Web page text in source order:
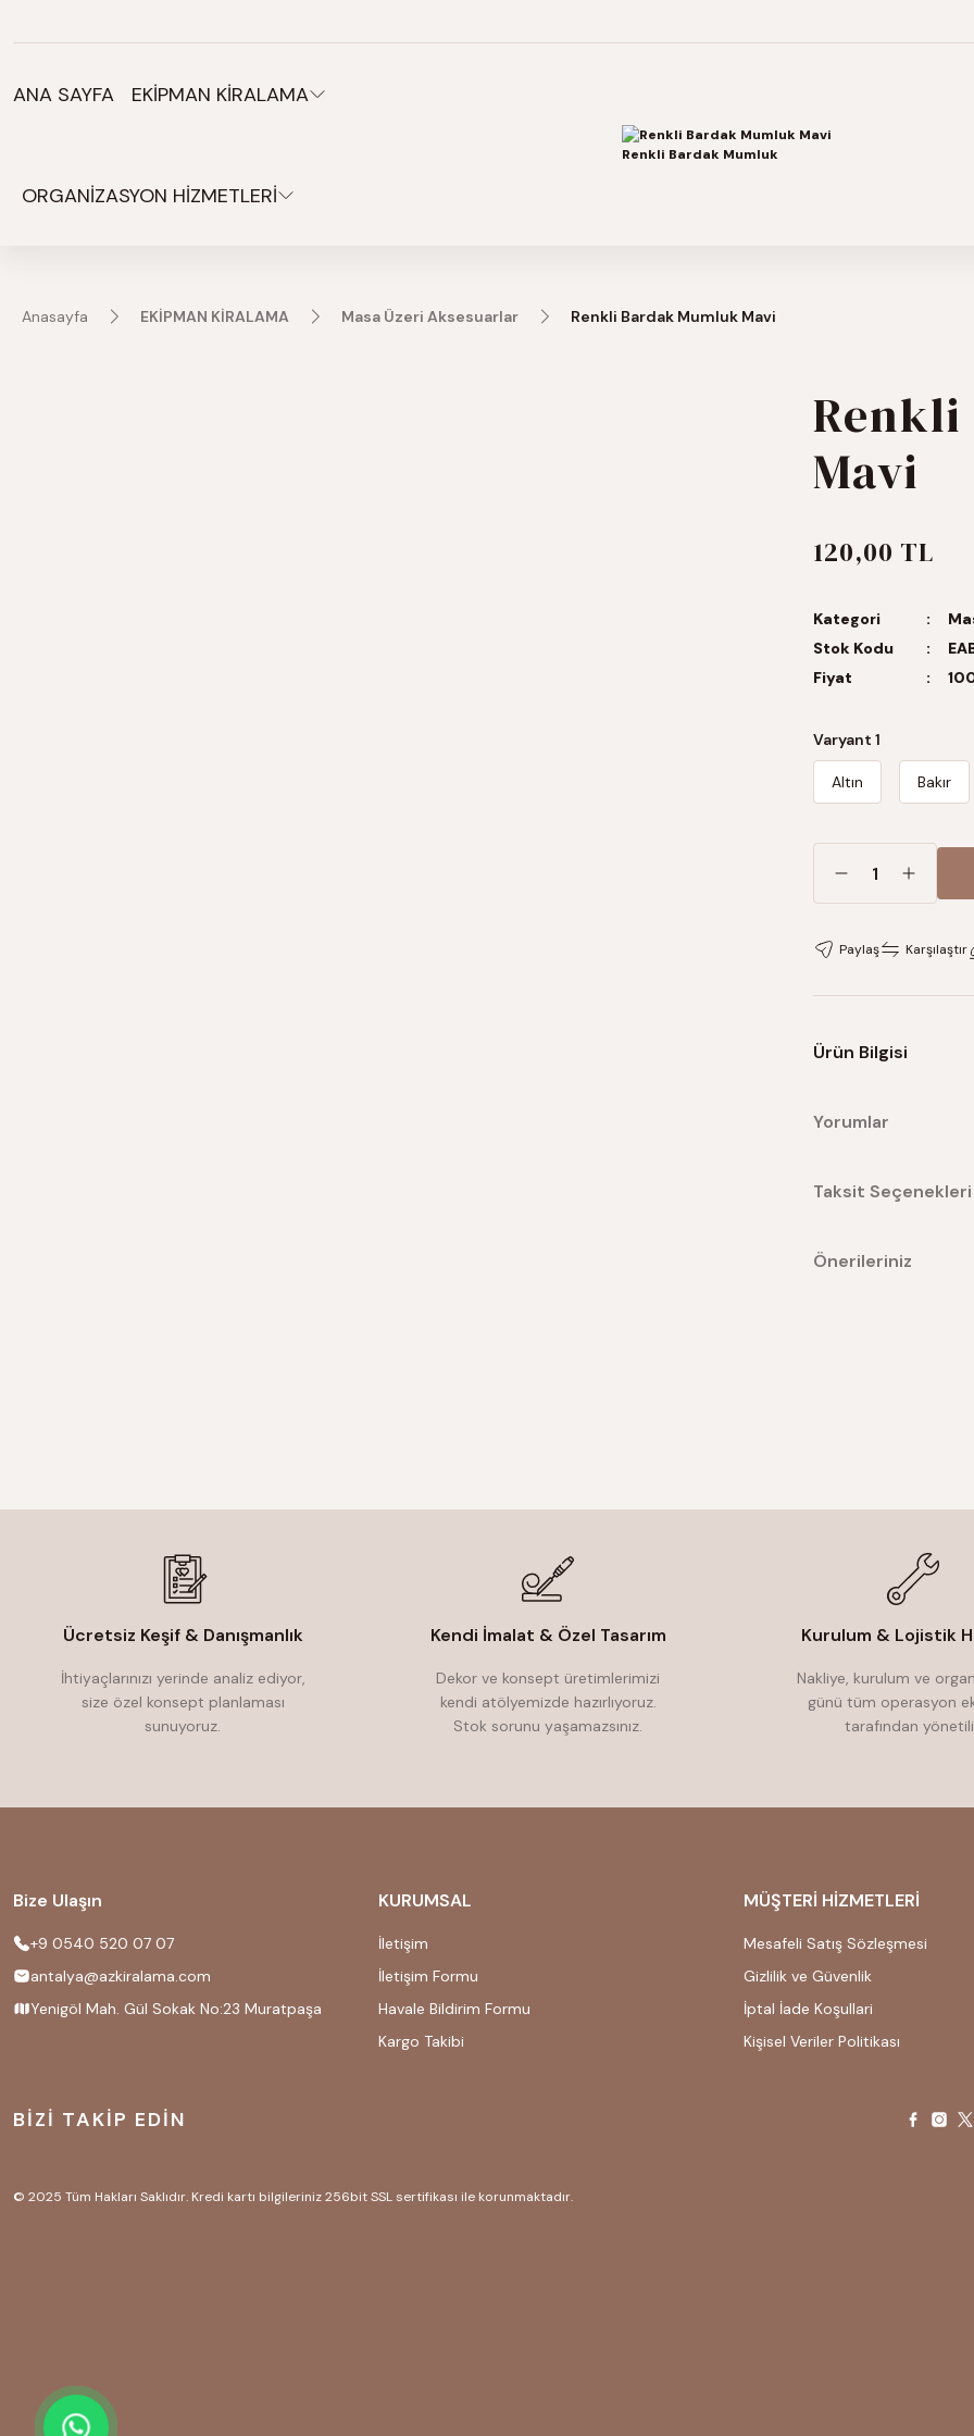
Organizasyonlarınız için tüm ihtiyaçlarınız burada.
ANA SAYFA EKİPMAN KİRALAMA
ORGANİZASYON HİZMETLERİ
Anasayfa EKİPMAN KİRALAMA Masa Üzeri Aksesuarlar Renkli Bardak Mumluk Mavi
Mavi
120,00 TL
Kategori
Stok Kodu
Fiyat
Varyant 1
Altın Bakır
Paylaş Karşılaştır
Ürün Bilgisi
Yorumlar
Taksit Seçenekleri
Önerileriniz
Ücretsiz Keşif & Danışmanlık
İhtiyaçlarınızı yerinde analiz ediyor,
size özel konsept planlaması
sunuyoruz.
Kendi İmalat & Özel Tasarım
Dekor ve konsept üretimlerimizi
kendi atölyemizde hazırlıyoruz.
Stok sorunu yaşamazsınız.
Kurulum & Lojistik
Nakliye, kurulum ve
günü tüm operasyon
tarafından
Bize Ulaşın
+9 0540 520 07 07
antalya@azkiralama.com
Yenigöl Mah. Gül Sokak No:23 Muratpaşa
KURUMSAL
İletişim
İletişim Formu
Havale Bildirim Formu
Kargo Takibi
MÜŞTERİ HİZMETLERİ
Mesafeli Satış Sözleşmesi
Gizlilik ve Güvenlik
İptal İade Koşullari
Kişisel Veriler Politikası
BİZİ TAKİP EDİN
© 2025 Tüm Hakları Saklıdır. Kredi kartı bilgileriniz 256bit SSL sertifikası ile korunmaktadır.